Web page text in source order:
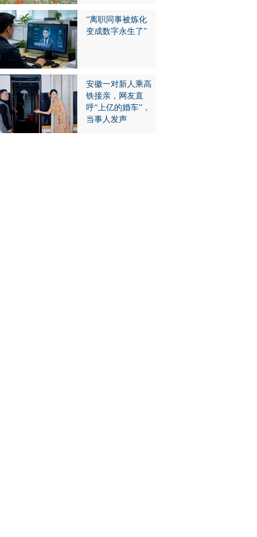
“离职同事被炼化
变成数字永生了”
安徽一对新人乘高
铁接亲，网友直
呼“上亿的婚车”，
当事人发声